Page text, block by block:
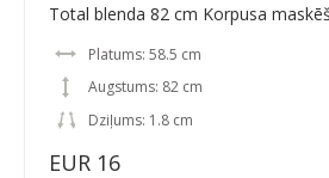
Total blenda 82 cm Korpusa
Platums: 58.5 cm
Augstums: 82 cm
Dziļums: 1.8 cm
EUR 16